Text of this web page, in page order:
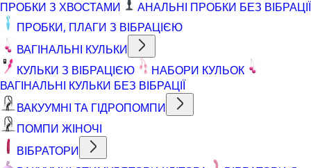
ПРОБКИ З ХВОСТАМИ
АНАЛЬНІ ПРОБКИ БЕЗ ВІБРАЦІЇ
ПРОБКИ, ПЛАГИ З ВІБРАЦІЄЮ
ВАГІНАЛЬНІ КУЛЬКИ
КУЛЬКИ З ВІБРАЦІЄЮ
НАБОРИ КУЛЬОК
ВАГІНАЛЬНІ КУЛЬКИ БЕЗ ВІБРАЦІЇ
ВАКУУМНІ ТА ГІДРОПОМПИ
ПОМПИ ЖІНОЧІ
ВІБРАТОРИ